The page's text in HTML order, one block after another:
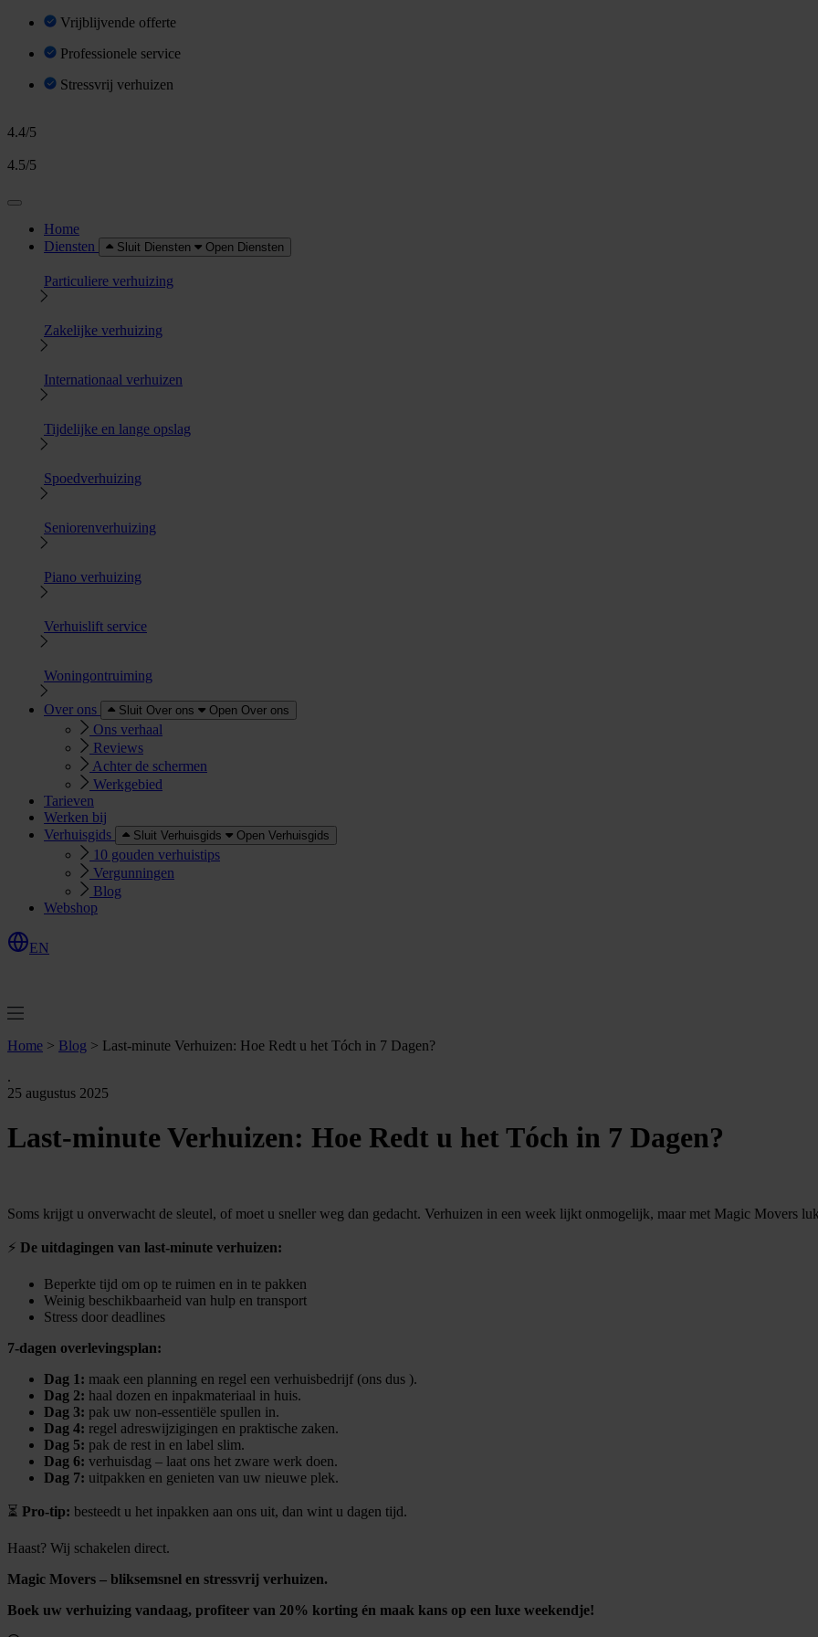
Vrijblijvende offerte
Professionele service
Stressvrij verhuizen
4.4/5
4.5/5
Home
Diensten
Sluit Diensten Open Diensten
Particuliere verhuizing
Zakelijke verhuizing
Internationaal verhuizen
Tijdelijke en lange opslag
Spoedverhuizing
Seniorenverhuizing
Piano verhuizing
Verhuislift service
Woningontruiming
Over ons Sluit Over ons Open Over ons
Ons verhaal
Reviews
Achter de schermen
Werkgebied
Tarieven
Werken bij
Verhuisgids
Sluit Verhuisgids Open Verhuisgids
10 gouden verhuistips
Vergunningen
Blog
Webshop
EN
Home > Blog > Last-minute Verhuizen: Hoe Redt u het Tóch in 7 Dagen?
.
25 augustus 2025
Last-minute Verhuizen: Hoe Redt u het Tóch in 7 Dagen?
Soms krijgt u onverwacht de sleutel, of moet u sneller weg dan gedacht. Verhuizen in een week lijkt onmogelijk, maar met Magic Movers
⚡ De uitdagingen van last-minute verhuizen:
Beperkte tijd om op te ruimen en in te pakken
Weinig beschikbaarheid van hulp en transport
Stress door deadlines
7-dagen overlevingsplan:
Dag 1: maak een planning en regel een verhuisbedrijf (ons dus ).
Dag 2: haal dozen en inpakmateriaal in huis.
Dag 3: pak uw non-essentiële spullen in.
Dag 4: regel adreswijzigingen en praktische zaken.
Dag 5: pak de rest in en label slim.
Dag 6: verhuisdag – laat ons het zware werk doen.
Dag 7: uitpakken en genieten van uw nieuwe plek.
⏳ Pro-tip: besteedt u het inpakken aan ons uit, dan wint u dagen tijd.
Haast? Wij schakelen direct.
Magic Movers – bliksemsnel en stressvrij verhuizen.
Boek uw verhuizing vandaag, profiteer van 20% korting én maak kans op een luxe weekendje!